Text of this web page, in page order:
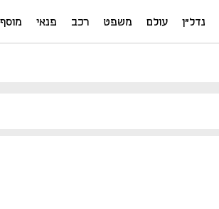
נדל"ן עולם משפט רכב פנאי מוסף